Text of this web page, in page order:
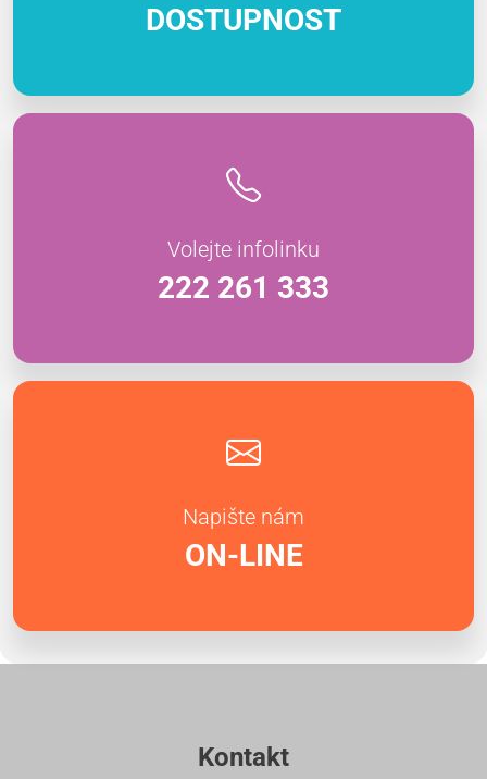
DOSTUPNOST
Volejte infolinku
222 261 333
Napište nám
ON-LINE
Kontakt